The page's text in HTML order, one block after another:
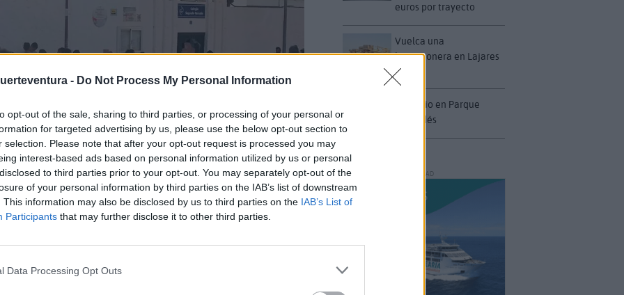
- Do Not Process My Personal Information
opt-out of the sale, sharing to third parties, or processing of your personal or
for targeted advertising by us, please use the below opt-out section to
selection. Please note that after your opt-out request is processed you may
interest-based ads based on personal information utilized by us or personal
to third parties prior to your opt-out. You may separately opt-out of the
of your personal information by third parties on the IAB’s list of downstream
This information may also be disclosed by us to third parties on the IAB’s List of
Participants that may further disclose it to other third parties.
Data Processing Opt Outs
y FIMAPA realizan una recogida solidaria de material
euros por trayecto
Vuelca una
hormigonera en Lajares
Incendio en Parque
Holandés
PUBLICIDAD